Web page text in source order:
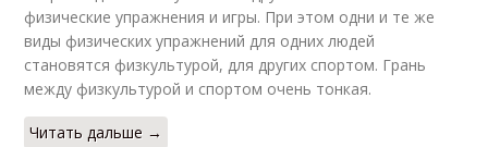
физические упражнения и игры. При этом одни и те же
виды физических упражнений для одних людей
становятся физкультурой, для других спортом. Грань
между физкультурой и спортом очень тонкая.
Читать дальше →